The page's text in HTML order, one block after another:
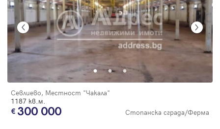
Севлиево, Местност "Чакала"
1187 кв.м.
300 000 Стопанска сграда/Ферма